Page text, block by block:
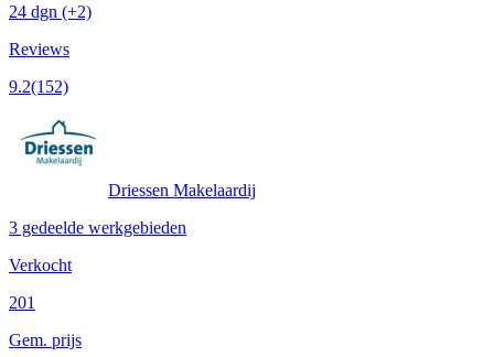
24 dgn (+2)
Reviews
9.2(152)
Driessen Makelaardij
3 gedeelde werkgebieden
Verkocht
201
Gem. prijs